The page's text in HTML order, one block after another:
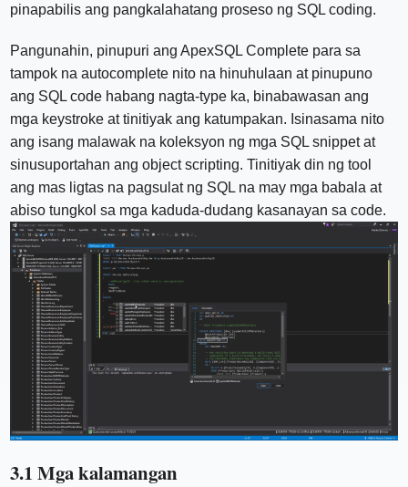
pinapabilis ang pangkalahatang proseso ng SQL coding.
Pangunahin, pinupuri ang ApexSQL Complete para sa
tampok na autocomplete nito na hinuhulaan at pinupuno
ang SQL code habang nagta-type ka, binabawasan ang
mga keystroke at tinitiyak ang katumpakan. Isinasama nito
ang isang malawak na koleksyon ng mga SQL snippet at
sinusuportahan ang object scripting. Tinitiyak din ng tool
ang mas ligtas na pagsulat ng SQL na may mga babala at
abiso tungkol sa mga kaduda-dudang kasanayan sa code.
3.1 Mga kalamangan